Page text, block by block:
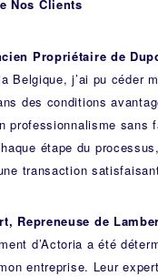
Nos Clients
Propriétaire de
Belgique, j’ai pu céder
des conditions
professionnalisme sans
étape du
transaction
Repreneuse de
d’Actoria a été
entreprise. Leur